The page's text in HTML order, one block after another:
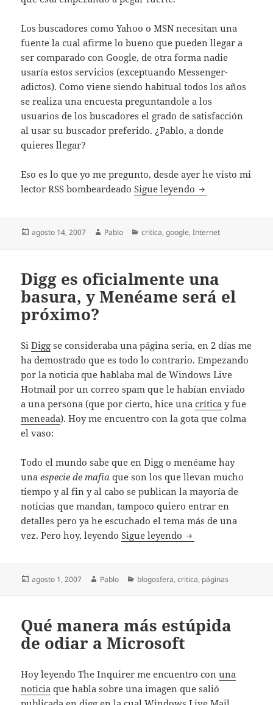
Los buscadores como Yahoo o MSN necesitan una
fuente la cual afirme lo bueno que pueden llegar a
ser comparado con Google, de otra forma nadie
usaría estos servicios (exceptuando Messenger-
adictos). Como viene siendo habitual todos los años
se realiza una encuesta preguntandole a los
usuarios de los buscadores el grado de satisfacción
al usar su buscador preferido. ¿Pablo, a donde
quieres llegar?
Eso es lo que yo me pregunto, desde ayer he visto mi
lector RSS bombeardeadoSigue leyendo Los
Publicado
agosto 14, 2007 Autor
Pablo Categorías
critica,google,Internet
Digg es oficialmente una
basura, y Menéame será el
próximo?
SiDigg se consideraba una página seria, en 2 días me
ha demostrado que es todo lo contrario. Empezando
por la noticia que hablaba mal de Windows Live
Hotmail por un correo spam que le habían enviado
a una persona (que por cierto, hice unacrítica y fue
meneada). Hoy me encuentro con la gota que colma
el vaso:
Todo el mundo sabe que en Digg o menéame hay
unaespecie de mafia que son los que llevan mucho
tiempo y al fin y al cabo se publican la mayoría de
noticias que mandan, tampoco quiero entrar en
detalles pero ya he escuchado el tema más de una
vez. Pero hoy, leyendoSigue leyendo Digg es
Publicado
agosto 1, 2007 Autor
Pablo Categorías
blogosfera,critica, páginas
Qué manera más estúpida
de odiar a Microsoft
Hoy leyendo The Inquirer me encuentro conuna
noticia que habla sobre una imagen que salió